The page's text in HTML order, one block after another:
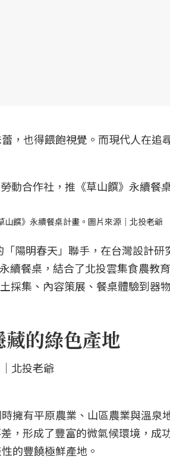
，也得餵飽視覺。而現代人在追
饌》永續餐桌計畫。圖片來源｜北投老爺
陽明春天」聯手，在台灣設計研
續餐桌，結合了北投雲集食農教
採集、內容策展、餐桌體驗到器
的綠色產地
擁有平原農業、山區農業與溫泉
，形成了豐富的微氣候環境，成
的豐饒極鮮產地。